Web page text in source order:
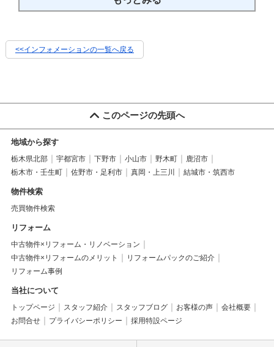
<<インフォメーションの一覧へ戻る
このページの先頭へ
地域から探す
栃木県北部 宇都宮市 下野市 小山市 野木町
鹿沼市
栃木市・壬生町
佐野市・足利市 真岡・上三川 結城市・筑西市
物件検索
売買物件検索
リフォーム
中古物件×リフォーム・リノベーション
中古物件×リフォームのメリット
リフォームパックのご紹介
リフォーム事例
当社について
トップページ スタッフ紹介 スタッフブログ お客様の声
会社概要
お問合せ
プライバシーポリシー 採用特設ページ